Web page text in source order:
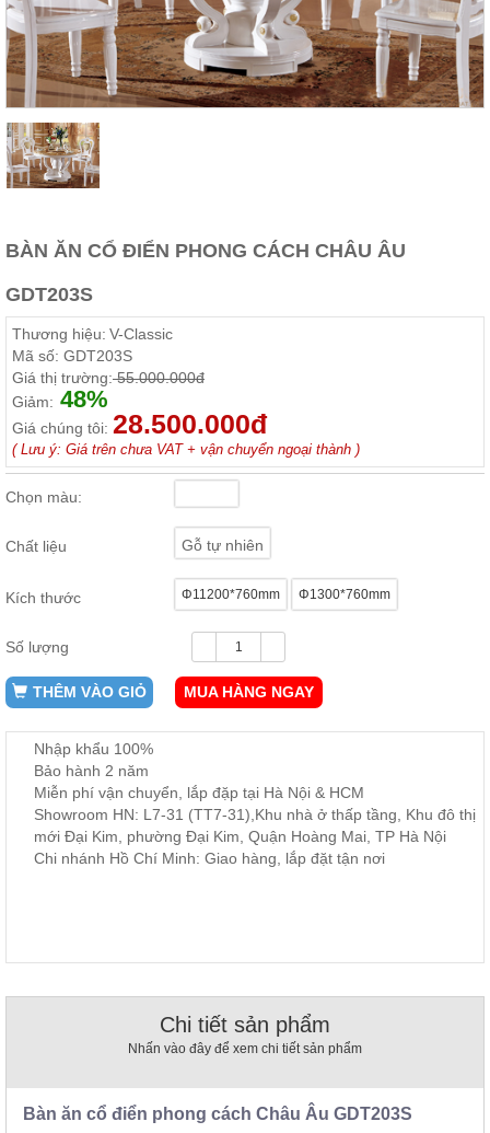
Thất
Phòng
Khách
Bàn
trà...
Nội
Phòng
ngủ, tủ
áo, bàn
trang
điểm
Nội
Phòng
Ăn
ăn,
kệ
Công,
Vườn
Phụ
Cây
, đồ
Nhà
BÀN ĂN CỔ ĐIỂN PHONG CÁCH CHÂU ÂU
GDT203S
Thương hiệu: V-Classic
Mã số: GDT203S
Giá thị trường:55.000.000đ
Giảm: 48%
Giá chúng tôi: 28.500.000đ
( Lưu ý: Giá trên chưa VAT + vận chuyển ngoại thành )
Chọn màu:
Chất liệu Gỗ tự nhiên
Kích thước Φ11200*760mm Φ1300*760mm
Số lượng
THÊM VÀO GIỎ MUA HÀNG NGAY
Nhập khẩu 100%
Bảo hành 2 năm
Miễn phí vận chuyển, lắp đặp tại Hà Nội & HCM
Showroom HN: L7-31 (TT7-31),Khu nhà ở thấp tầng, Khu đô thị
mới Đại Kim, phường Đại Kim, Quận Hoàng Mai, TP Hà Nội
Chi nhánh Hồ Chí Minh: Giao hàng, lắp đặt tận nơi
Chi tiết sản phẩm
Nhấn vào đây để xem chi tiết sản phẩm
Bàn ăn cổ điển phong cách Châu Âu GDT203S